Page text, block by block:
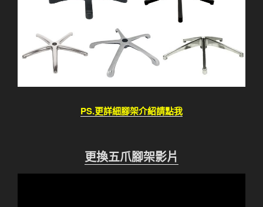
PS.更詳細腳架介紹請點我
更換五爪腳架影片